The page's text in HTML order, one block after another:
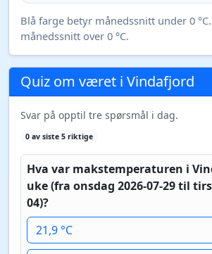
Blå farge betyr månedssnitt under 0
månedssnitt over 0 °C.
Quiz om været i Vindafjord
Svar på opptil tre spørsmål i dag.
0 av siste 5 riktige
Hva var makstemperaturen i
uke (fra onsdag 2026-07-29 til
04)?
21,9 °C